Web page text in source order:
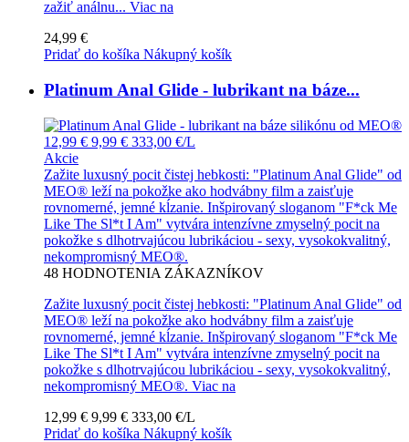
zažiť análnu... Viac na
24,99 €
Pridať do košíka Nákupný košík
Platinum Anal Glide - lubrikant na báze...
12,99 € 9,99 € 333,00 €/L
Akcie
Zažite luxusný pocit čistej hebkosti: "Platinum Anal Glide" od
MEO® leží na pokožke ako hodvábny film a zaisťuje
rovnomerné, jemné kĺzanie. Inšpirovaný sloganom "F*ck Me
Like The Sl*t I Am" vytvára intenzívne zmyselný pocit na
pokožke s dlhotrvajúcou lubrikáciou - sexy, vysokokvalitný,
nekompromisný MEO®.
48 HODNOTENIA ZÁKAZNÍKOV
Zažite luxusný pocit čistej hebkosti: "Platinum Anal Glide" od
MEO® leží na pokožke ako hodvábny film a zaisťuje
rovnomerné, jemné kĺzanie. Inšpirovaný sloganom "F*ck Me
Like The Sl*t I Am" vytvára intenzívne zmyselný pocit na
pokožke s dlhotrvajúcou lubrikáciou - sexy, vysokokvalitný,
nekompromisný MEO®. Viac na
12,99 € 9,99 € 333,00 €/L
Pridať do košíka Nákupný košík